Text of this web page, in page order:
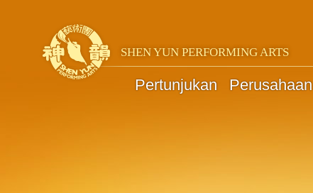
SHEN YUN PERFORMING ARTS
Pertunjukan Perusahaan